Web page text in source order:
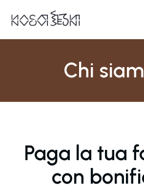
Chi
Paga la tua
con